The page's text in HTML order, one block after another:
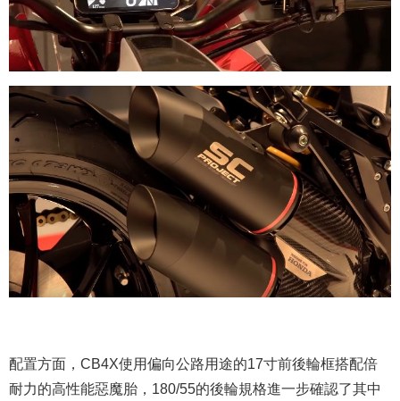
配置方面，CB4X使用偏向公路用途的17寸前後輪框搭配倍
耐力的高性能惡魔胎，180/55的後輪規格進一步確認了其中